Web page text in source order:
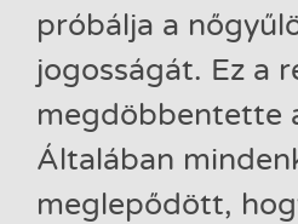
próbálja a
jogosságát. Ez a
megdöbbentette
Általában
meglepődött,